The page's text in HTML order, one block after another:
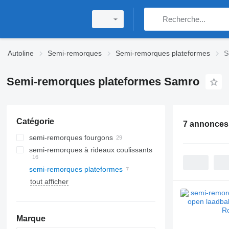
Autoline Semi-remorques Semi-remorques plateformes
Semi-remorques plateformes Samro
Catégorie
semi-remorques fourgons
semi-remorques à rideaux coulissants
semi-remorques plateformes
tout afficher
Marque
7